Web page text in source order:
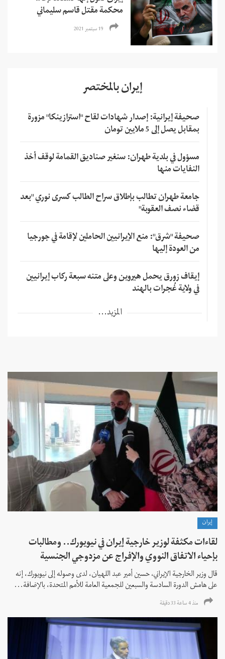
محكمة مقتل قاسم سليماني
19 سبتمبر 2021
إيران بالمختصر
صحيفة إيرانية: إصدار شهادات لقاح "استرازينكا" مزورة
بمقابل يصل إلى 5 ملايين تومان
مسؤول في بلدية طهران: سنغير صناديق القمامة لوقف أخذ
النفايات منها
جامعة طهران تطالب بإطلاق سراح الطالب كسرى نوري "بعد
قضاء نصف العقوبة"
صحيفة "شرق": منع الإيرانيين الحاملين لإقامة في جورجيا
من العودة إليها
إيقاف زورق يحمل هيروين وعلى متنه سبعة ركاب إيرانيين
في ولاية غُجرات بالهند
المزيد...
إيران
لقاءات مكثفة لوزير خارجية إيران في نيويورك.. ومطالبات
بإحياء الاتفاق النووي والإفراج عن مزدوجي الجنسية
قال وزير الخارجية الإيراني، حسين أمير عبد اللهيان، لدى وصوله إلى نيويورك، إنه
على هامش الدورة السادسة والسبعين للجمعية العامة للأمم المتحدة، بالإضافة...
منذ 4 ساعة 33 دقیقة